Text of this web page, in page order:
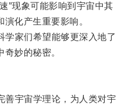
现象可能影响到宇宙中其
化产生重要影响。
家们希望能够更深入地了
妙的秘密。
宇宙学理论，为人类对宇